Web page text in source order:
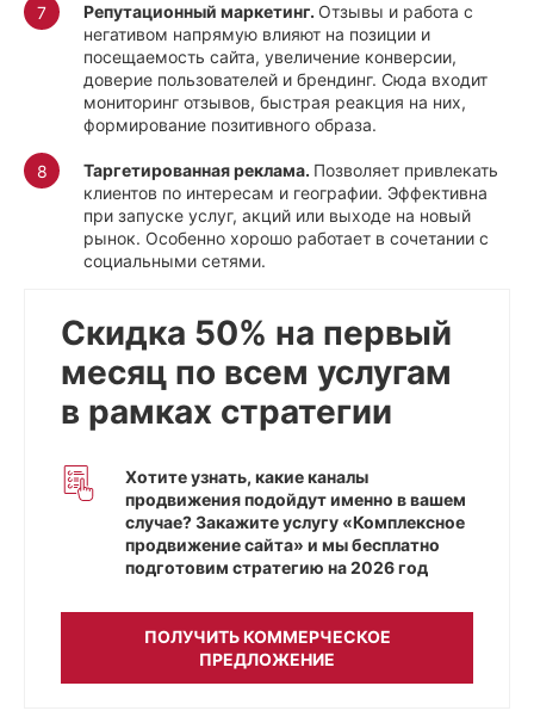
Репутационный маркетинг. Отзывы и работа с
негативом напрямую влияют на позиции и
посещаемость сайта, увеличение конверсии,
доверие пользователей и брендинг. Сюда входит
мониторинг отзывов, быстрая реакция на них,
формирование позитивного образа.
Таргетированная реклама. Позволяет привлекать
клиентов по интересам и географии. Эффективна
при запуске услуг, акций или выходе на новый
рынок. Особенно хорошо работает в сочетании с
социальными сетями.
Скидка 50% на первый
месяц по всем услугам
в рамках стратегии
Хотите узнать, какие каналы
продвижения подойдут именно в вашем
случае? Закажите услугу «Комплексное
продвижение сайта» и мы бесплатно
подготовим стратегию на 2026 год
ПОЛУЧИТЬ КОММЕРЧЕСКОЕ
ПРЕДЛОЖЕНИЕ